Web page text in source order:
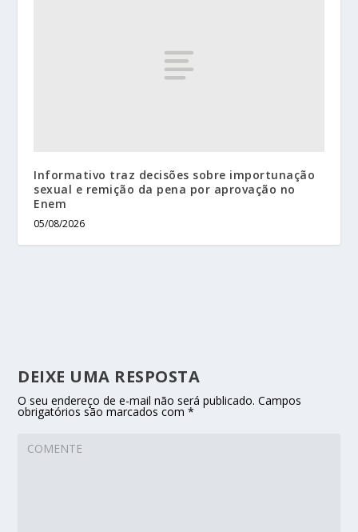
Informativo traz decisões sobre importunação
sexual e remição da pena por aprovação no
Enem
05/08/2026
DEIXE UMA RESPOSTA
O seu endereço de e-mail não será publicado. Campos
obrigatórios são marcados com*